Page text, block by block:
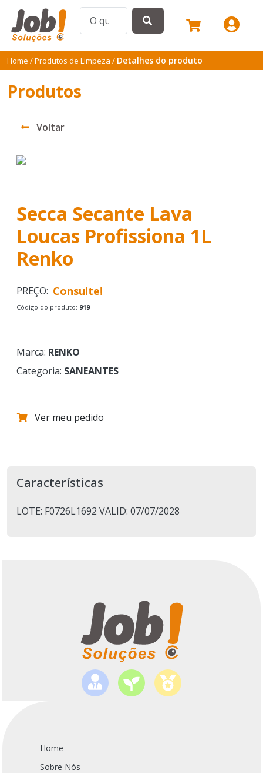
Home /Produtos de Limpeza / Detalhes do produto
Produtos
Voltar
Secca Secante Lava
Loucas Profissiona 1L
Renko
PREÇO: Consulte!
Código do produto: 919
Marca: RENKO
Categoria: SANEANTES
Ver meu pedido
Características
LOTE: F0726L1692 VALID: 07/07/2028
Home
Sobre Nós